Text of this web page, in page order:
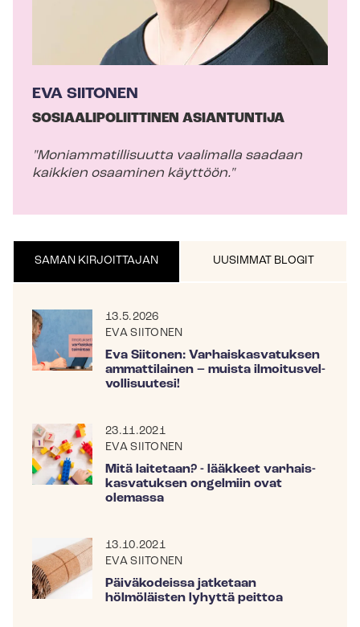
EVA SIITONEN
SO­SI­AA­LI­PO­LIIT­TI­NEN ASIANTUNTIJA
"Mo­niam­ma­til­li­suut­ta vaalimalla saadaan
kaikkien osaaminen käyttöön."
SAMAN KIRJOITTAJAN UUSIMMAT BLOGIT
13.5.2026
EVA SIITONEN
Eva Siitonen: Var­hais­kas­va­tuk­sen
ammattilainen – muista il­moi­tus­vel­
vol­li­suu­te­si!
23.11.2021
EVA SIITONEN
Mitä laitetaan? - lääkkeet var­hais­
kas­va­tuk­sen ongelmiin ovat
olemassa
13.10.2021
EVA SIITONEN
Päiväkodeissa jatketaan
hölmöläisten lyhyttä peittoa